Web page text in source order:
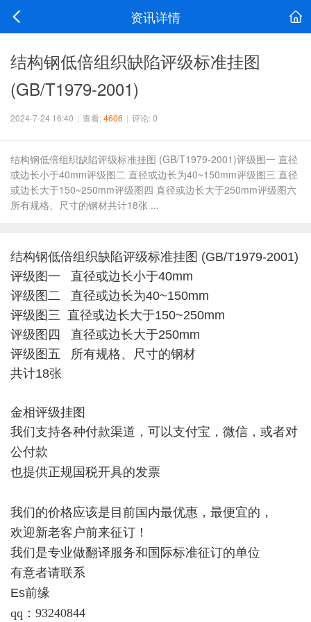
资讯详情
结构钢低倍组织缺陷评级标准挂图
(GB/T1979-2001)
2024-7-24 16:40 | 查看:4606 | 评论: 0
结构钢低倍组织缺陷评级标准挂图 (GB/T1979-2001)评级图一 直径
或边长小于40mm评级图二 直径或边长为40~150mm评级图三 直径
或边长大于150~250mm评级图四 直径或边长大于250mm评级图六
所有规格、尺寸的钢材共计18张 ...
结构钢低倍组织缺陷评级标准挂图 (GB/T1979-2001)
评级图一 直径或边长小于40mm
评级图二 直径或边长为40~150mm
评级图三 直径或边长大于150~250mm
评级图四 直径或边长大于250mm
评级图五 所有规格、尺寸的钢材
共计18张
金相评级挂图
我们支持各种付款渠道，可以支付宝，微信，或者对
公付款
也提供正规国税开具的发票
我们的价格应该是目前国内最优惠，最便宜的，
欢迎新老客户前来征订！
我们是专业做翻译服务和国际标准征订的单位
有意者请联系
Es前缘
qq：93240844